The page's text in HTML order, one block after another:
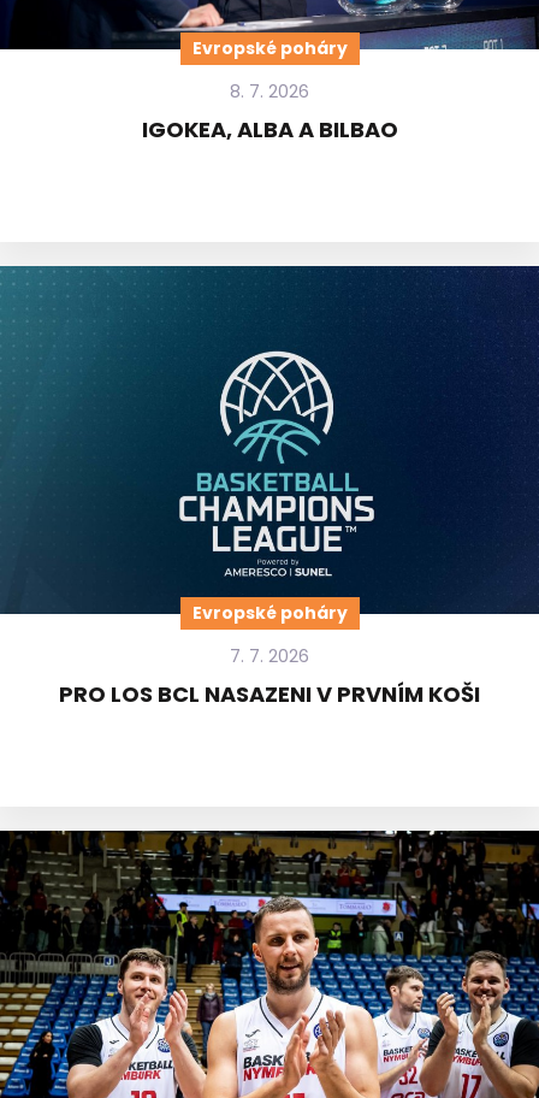
Evropské poháry
8. 7. 2026
IGOKEA, ALBA A BILBAO
Evropské poháry
7. 7. 2026
PRO LOS BCL NASAZENI V PRVNÍM KOŠI